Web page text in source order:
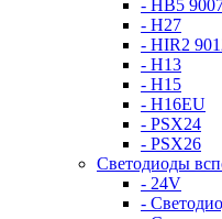
- HB5
- H27
- HIR2
- H13
- H15
- H16EU
- PSX24
- PSX26
Светодиоды
- 24V
-